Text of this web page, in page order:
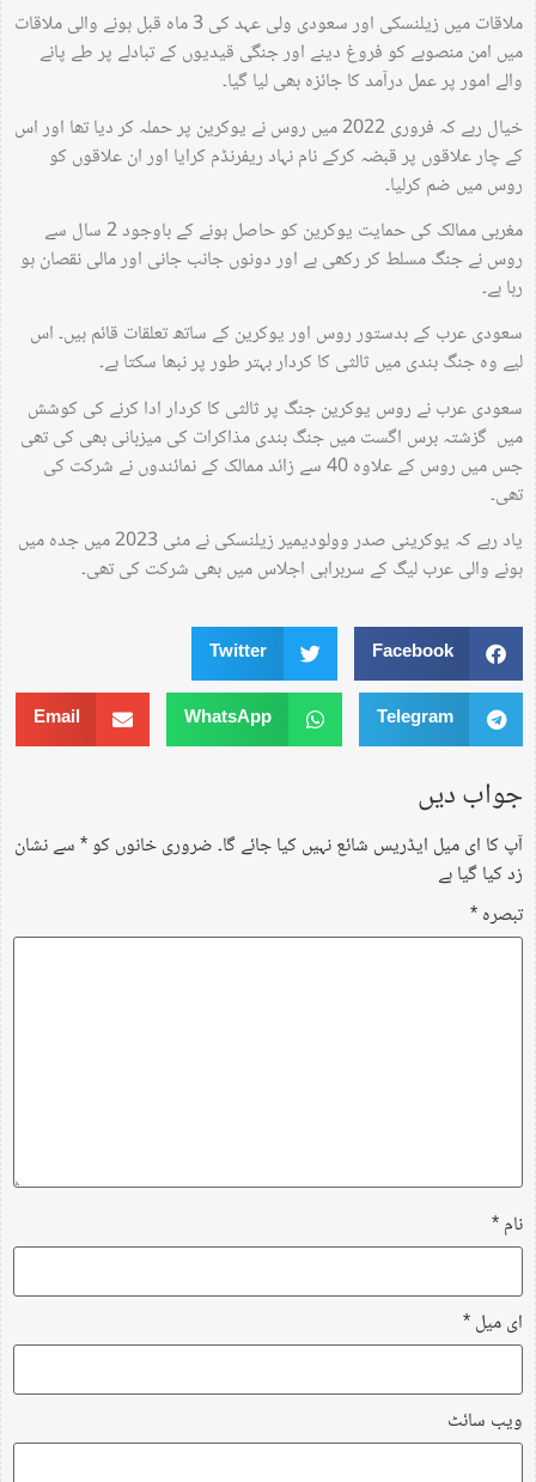
ملاقات میں زیلنسکی اور سعودی ولی عہد کی 3 ماہ قبل ہونے والی ملاقات
میں امن منصوبے کو فروغ دینے اور جنگی قیدیوں کے تبادلے پر طے پانے
والے امور پر عمل درآمد کا جائزہ بھی لیا گیا۔
خیال رہے کہ فروری 2022 میں روس نے یوکرین پر حملہ کر دیا تھا اور اس
کے چار علاقوں پر قبضہ کرکے نام نہاد ریفرنڈم کرایا اور ان علاقوں کو
روس میں ضم کرلیا۔
مغربی ممالک کی حمایت یوکرین کو حاصل ہونے کے باوجود 2 سال سے
روس نے جنگ مسلط کر رکھی ہے اور دونوں جانب جانی اور مالی نقصان ہو
رہا ہے۔
سعودی عرب کے بدستور روس اور یوکرین کے ساتھ تعلقات قائم ہیں۔ اس
لیے وہ جنگ بندی میں ثالثی کا کردار بہتر طور پر نبھا سکتا ہے۔
سعودی عرب نے روس یوکرین جنگ پر ثالثی کا کردار ادا کرنے کی کوشش
میں گزشتہ برس اگست میں جنگ بندی مذاکرات کی میزبانی بھی کی تھی
جس میں روس کے علاوہ 40 سے زائد ممالک کے نمائندوں نے شرکت کی
تھی۔
یاد رہے کہ یوکرینی صدر وولودیمیر زیلنسکی نے مئی 2023 میں جدہ میں
ہونے والی عرب لیگ کے سربراہی اجلاس میں بھی شرکت کی تھی۔
Facebook
Twitter
Telegram
WhatsApp
Email
جواب دیں
آپ کا ای میل ایڈریس شائع نہیں کیا جائے گا۔ضروری خانوں کو*سے نشان
زد کیا گیا ہے
تبصرہ*
نام*
ای میل*
ویب‌ سائٹ